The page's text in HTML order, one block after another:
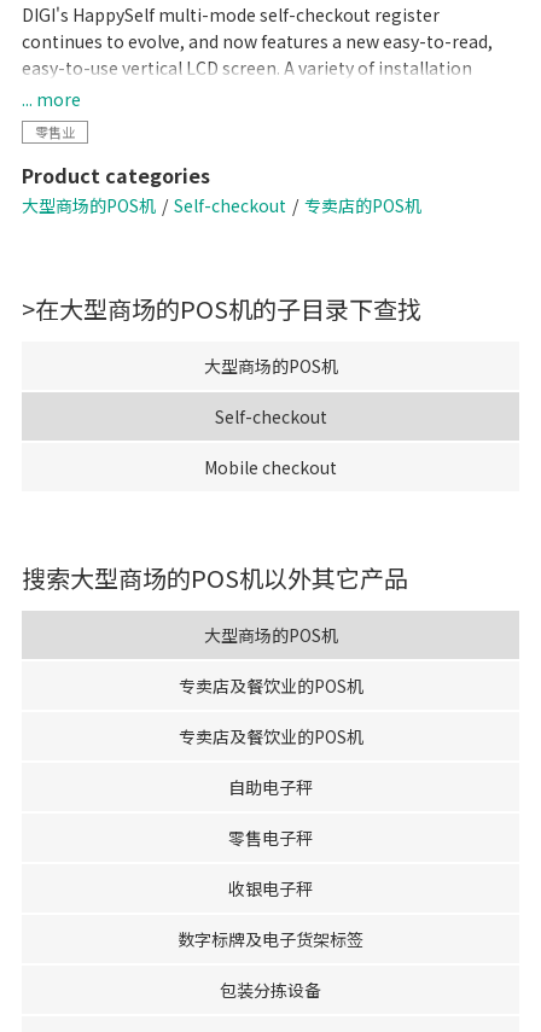
DIGI's HappySelf multi-mode self-checkout register
continues to evolve, and now features a new easy-to-read,
easy-to-use vertical LCD screen. A variety of installation
variations have been created to meet diverse store
requirements.
Self-checkout requires minimal staff without the need for
direct interaction with shoppers and cashless payment
means there is no handling of cash. So, this can contribute to
between semi-self-checkout and full-self-checkout
... more
零售业
Product categories
大型商场的POS机 Self-checkout 专卖店的POS机
>在大型商场的POS机的子目录下查找
大型商场的POS机
Self-checkout
Mobile checkout
搜索大型商场的POS机以外其它产品
大型商场的POS机
专卖店及餐饮业的POS机
专卖店及餐饮业的POS机
自助电子秤
零售电子秤
收银电子秤
数字标牌及电子货架标签
包装分拣设备